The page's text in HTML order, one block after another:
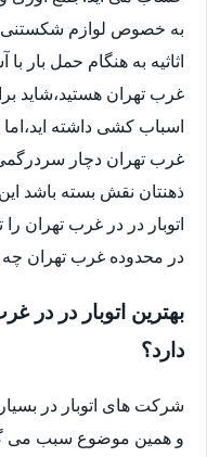
به خصوص لوازم
اثاثیه به هنگام حمل بار
غرب تهران هستید،شاید
اسباب کشی داشته اید،اما
غرب تهران دچار
ذهنتان نقش بسته باشد
اتوبار در در غرب تهران
در محدوده غرب تهران چه
بهترین اتوبار در در
دارد؟
شرکت های اتوبار در
و همین موضوع سبب می